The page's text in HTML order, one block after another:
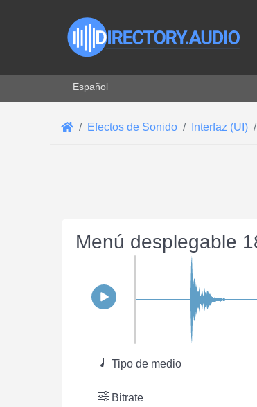
Seleccione su idioma
Español
Efectos de Sonido Interfaz (UI)
Menú desplegable
Tipo de medio
Bitrate